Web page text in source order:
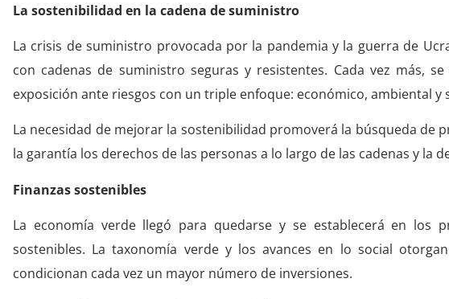
La sostenibilidad en la cadena de suministro
La crisis de suministro provocada por la pandemia y la guerra de
con cadenas de suministro seguras y resistentes. Cada vez más,
exposición ante riesgos con un triple enfoque: económico, ambiental y
La necesidad de mejorar la sostenibilidad promoverá la búsqueda de
la garantía los derechos de las personas a lo largo de las cadenas y la
Finanzas sostenibles
La economía verde llegó para quedarse y se establecerá en los
sostenibles. La taxonomía verde y los avances en lo social
condicionan cada vez un mayor número de inversiones.